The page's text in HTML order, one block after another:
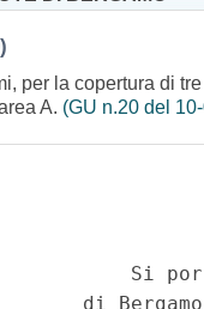
per la copertura di
A. (GU n.20 del